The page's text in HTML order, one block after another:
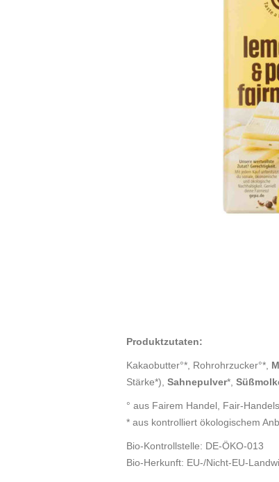
Produktzutaten:
Kakaobutter°*, Rohrohrzucker°*,
Stärke*), Sahnepulver*,
° aus Fairem Handel, Fair-
* aus kontrolliert ökologischem
Bio-Kontrollstelle: DE-ÖKO-013
Bio-Herkunft: EU-/Nicht-EU-